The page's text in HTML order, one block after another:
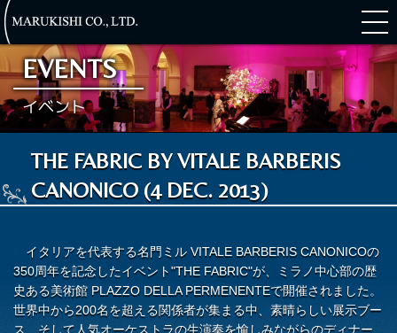
EVENTS
イベント
ARISTON NIGHT (18 APR. 2025)
BRITISH PREMIUM BRANDS NIGHT (26 OCT. 2023)
VBC 360TH ANNIVERSARY RECEPTION (6 OCT. 2023)
THE GREAT BRITISH RALLY 2022 (18-19 NOV. 2022)
SARTORIA ITALIANA BOOK LAUNCH PARTY (28 MAR. 2018)
LUXURY BESPOKE BY VISIT BRITAIN (24 MAR. 2016)
THE GALA DINNER AT NO.1 SAVILE ROW (11 NOV. 2014)
THE FABRIC BY VITALE BARBERIS CANONICO (4 DEC. 2013)
BRITISH PREMIUM BRANDS NIGHT (18 APR. 2013)
THE FABRIC BY VITALE BARBERIS
CANONICO (4 DEC. 2013)
イタリアを代表する名門ミル VITALE BARBERIS CANONICOの
350周年を記念したイベント"THE FABRIC"が、ミラノ中心部の歴
史ある美術館 PLAZZO DELLA PERMENENTEで開催されました。
世界中から200名を超える関係者が集まる中、素晴らしい展示ブー
ス、そして人気オーケストラの生演奏を愉しみながらのディナー